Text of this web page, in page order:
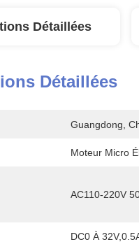
Détaillées
Détaillées
Guangdong,
Moteur Micro
AC110-220V
DC0 À